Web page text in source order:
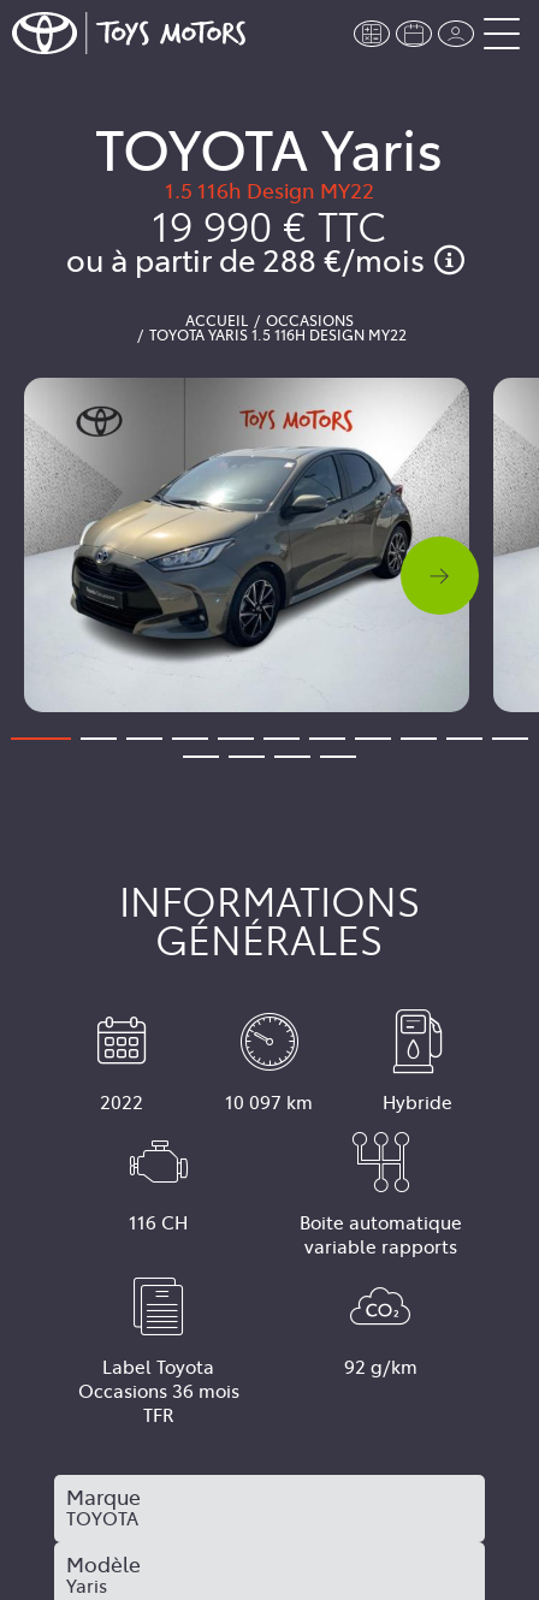
TOYOTA Yaris
1.5 116h Design MY22
19 990 € TTC
ou à partir de 288 €/mois
ACCUEIL OCCASIONS
TOYOTA YARIS 1.5 116H DESIGN MY22
INFORMATIONS
GÉNÉRALES
2022 10 097 km Hybride
116 CH
Boite automatique
variable rapports
Label Toyota
Occasions 36 mois
TFR
92 g/km
Marque
TOYOTA
Modèle
Yaris